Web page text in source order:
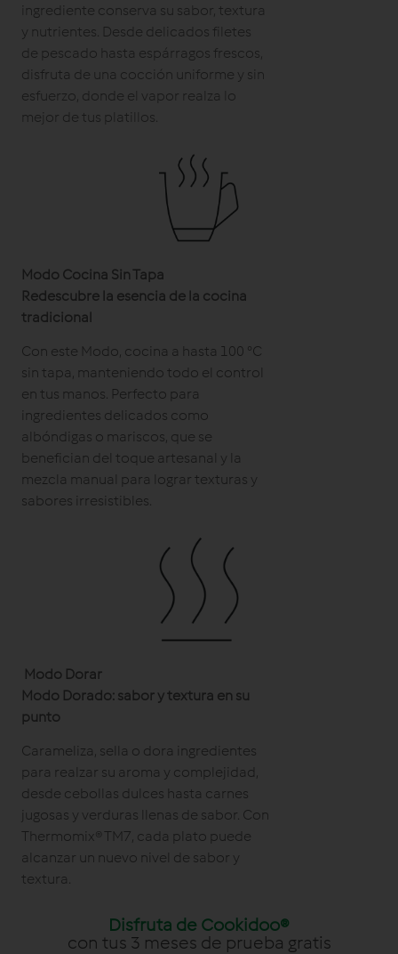
ingrediente conserva su sabor, textura
y nutrientes. Desde delicados filetes
de pescado hasta espárragos frescos,
disfruta de una cocción uniforme y sin
esfuerzo, donde el vapor realza lo
mejor de tus platillos.
Modo Cocina Sin Tapa
Redescubre la esencia de la cocina
tradicional
Con este Modo, cocina a hasta 100 °C
sin tapa, manteniendo todo el control
en tus manos. Perfecto para
ingredientes delicados como
albóndigas o mariscos, que se
benefician del toque artesanal y la
mezcla manual para lograr texturas y
sabores irresistibles.
Modo Dorar
Modo Dorado: sabor y textura en su
punto
Carameliza, sella o dora ingredientes
para realzar su aroma y complejidad,
desde cebollas dulces hasta carnes
jugosas y verduras llenas de sabor. Con
Thermomix® TM7, cada plato puede
alcanzar un nuevo nivel de sabor y
textura.
Disfruta de Cookidoo®
con tus 3 meses de prueba gratis